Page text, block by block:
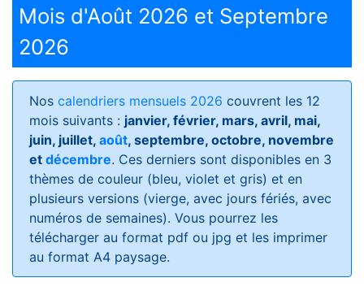
Mois d'Août 2026 et Septembre
2026
Nos calendriers mensuels 2026 couvrent les 12
mois suivants : janvier, février, mars, avril, mai,
juin, juillet, août, septembre, octobre, novembre
et décembre. Ces derniers sont disponibles en 3
thèmes de couleur (bleu, violet et gris) et en
plusieurs versions (vierge, avec jours fériés, avec
numéros de semaines). Vous pourrez les
télécharger au format pdf ou jpg et les imprimer
au format A4 paysage.